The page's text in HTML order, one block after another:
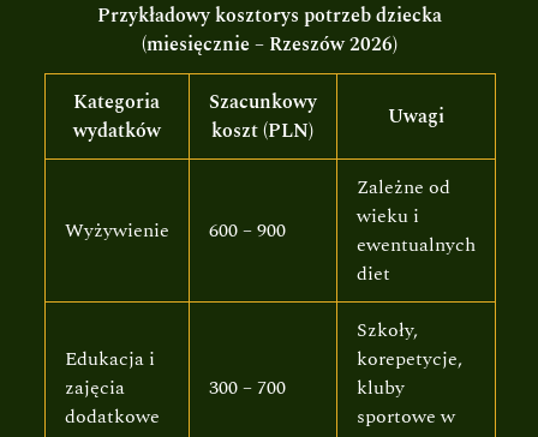
Przykładowy kosztorys potrzeb dziecka
(miesięcznie – Rzeszów 2026)
Kategoria
wydatków
Szacunkowy
koszt (PLN)
Uwagi
Wyżywienie 600 – 900
Zależne od
wieku i
ewentualnych
diet
Edukacja i
zajęcia
dodatkowe
300 – 700
Szkoły,
korepetycje,
kluby
sportowe w